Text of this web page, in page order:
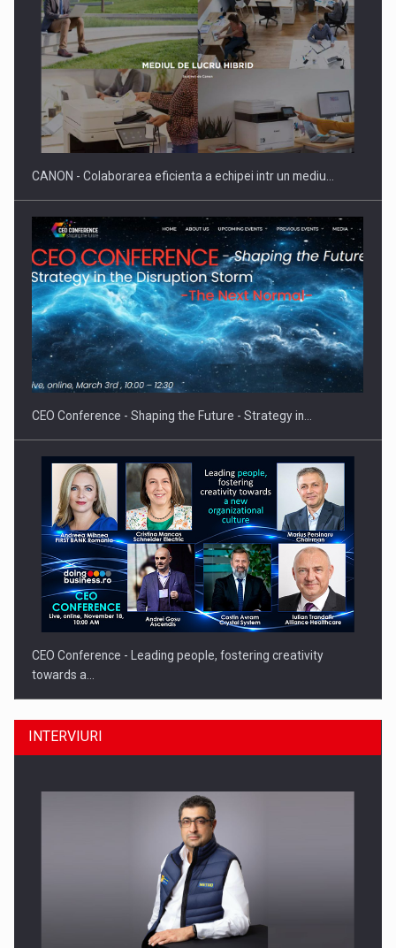
Producatorii si comerciantii care nu se supun noilor
reglementari…
Proteinmaxxing and the Future of Protein Demand
CANON - Colaborarea eficienta a echipei intr un mediu…
CEO Conference - Shaping the Future - Strategy in…
CEO Conference - Leading people, fostering creativity
towards a…
CEO Conference - Shaping The Future - Technology and…
INTERVIURI